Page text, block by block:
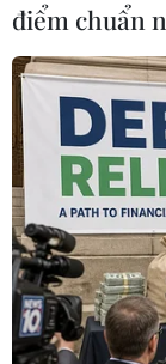
điểm chuẩn